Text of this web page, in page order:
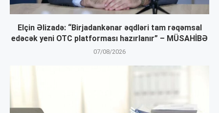
Elçin Əlizadə: “Birjadankənar əqdləri tam rəqəmsal
edəcək yeni OTC platforması hazırlanır” – MÜSAHİBƏ
07/08/2026